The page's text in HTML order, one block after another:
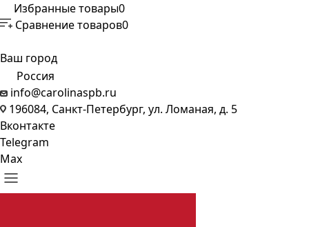
Избранные товары0
Сравнение товаров0
Ваш город
Россия
info@carolinaspb.ru
196084, Санкт-Петербург, ул. Ломаная, д. 5
Вконтакте
Telegram
Max